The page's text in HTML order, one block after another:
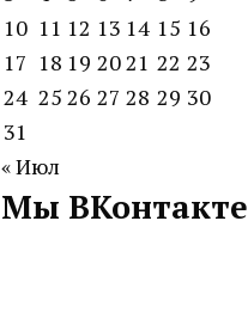
10 11 12 13 14 15 16
17 18 19 2021 22 23
24 25 26 27 28 29 30
31
« Июл
Мы ВКонтакте